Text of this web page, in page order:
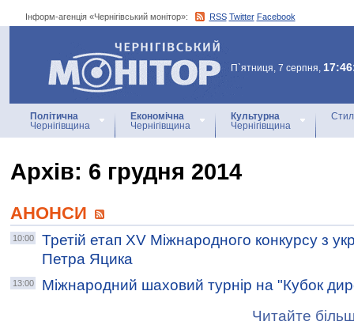
Інформ-агенція «Чернігівський монітор»: RSS Twitter Facebook
Інформ-агенція
«Чернігівський монітор»
П`ятниця, 7 серпня,
Політична
Чернігівщина
Економічна
Чернігівщина
Культурна
Чернігівщина
Архiв: 6 грудня 2014
АНОНСИ
10:00
Третій етап XV Міжнародного конкурсу з
Петра Яцика
13:00
Міжнародний шаховий турнір на "Кубок
Читайте